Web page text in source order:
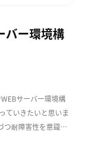
バー環境構
サーバー環境構
ていきたいと思いま
つ耐障害性を意識し